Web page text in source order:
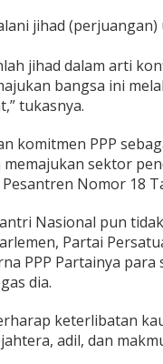
jihad
jihad dalam arti
bangsa ini
tukasnya.
komitmen PPP
sektor
Nomor 18
Nasional pun
Partai
PPP Partainya
dia.
keterlibatan
adil, dan